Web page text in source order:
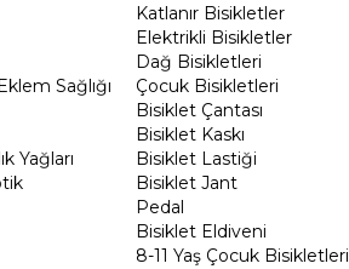
Sağlığı
Yağları
Katlanır Bisikletler
Elektrikli Bisikletler
Dağ Bisikletleri
Çocuk Bisikletleri
Bisiklet Çantası
Bisiklet Kaskı
Bisiklet Lastiği
Bisiklet Jant
Pedal
Bisiklet Eldiveni
8-11 Yaş Çocuk Bisikletleri